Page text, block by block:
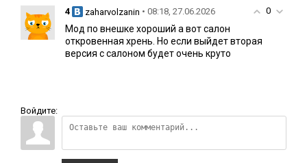
0
4 zaharvolzanin • 08:18, 27.06.2026
Мод по внешке хороший а вот салон
откровенная хрень. Но если выйдет вторая
версия с салоном будет очень круто
Войдите: